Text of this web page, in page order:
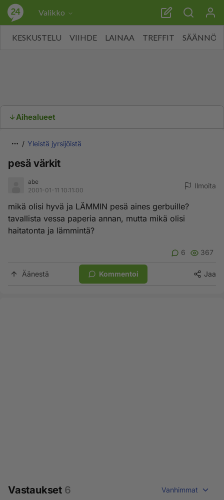
Valikko
KESKUSTELU VIIHDE LAINAA TREFFIT SÄÄNNÖT
Aihealueet
Yleistä jyrsijöistä
pesä värkit
abe
2001-01-11 10:11:00
Ilmoita
mikä olisi hyvä ja LÄMMIN pesä aines gerbuille?
tavallista vessa paperia annan, mutta mikä olisi
haitatonta ja lämmintä?
6 367
Äänestä Kommentoi Jaa
Vastaukset 6 Vanhimmat